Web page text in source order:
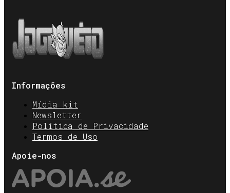
Informações
Mídia kit
Newsletter
Política de Privacidade
Termos de Uso
Apoie-nos